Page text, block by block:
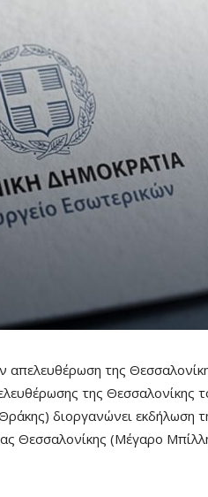
απελευθέρωση της
της Θεσσαλονίκης
διοργανώνει εκδήλωση
Θεσσαλονίκης (Μέγαρο